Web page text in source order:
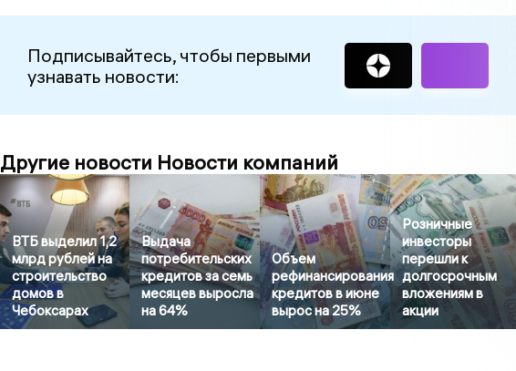
Подписывайтесь, чтобы первыми
узнавать новости:
Другие новости Новости компаний
ВТБ выделил 1,2
млрд рублей на
строительство
домов в
Чебоксарах
Выдача
потребительских
кредитов за семь
месяцев выросла
на 64%
Объем
рефинансирования
кредитов в июне
вырос на 25%
Розничные
инвесторы
перешли к
долгосрочным
вложениям в
акции